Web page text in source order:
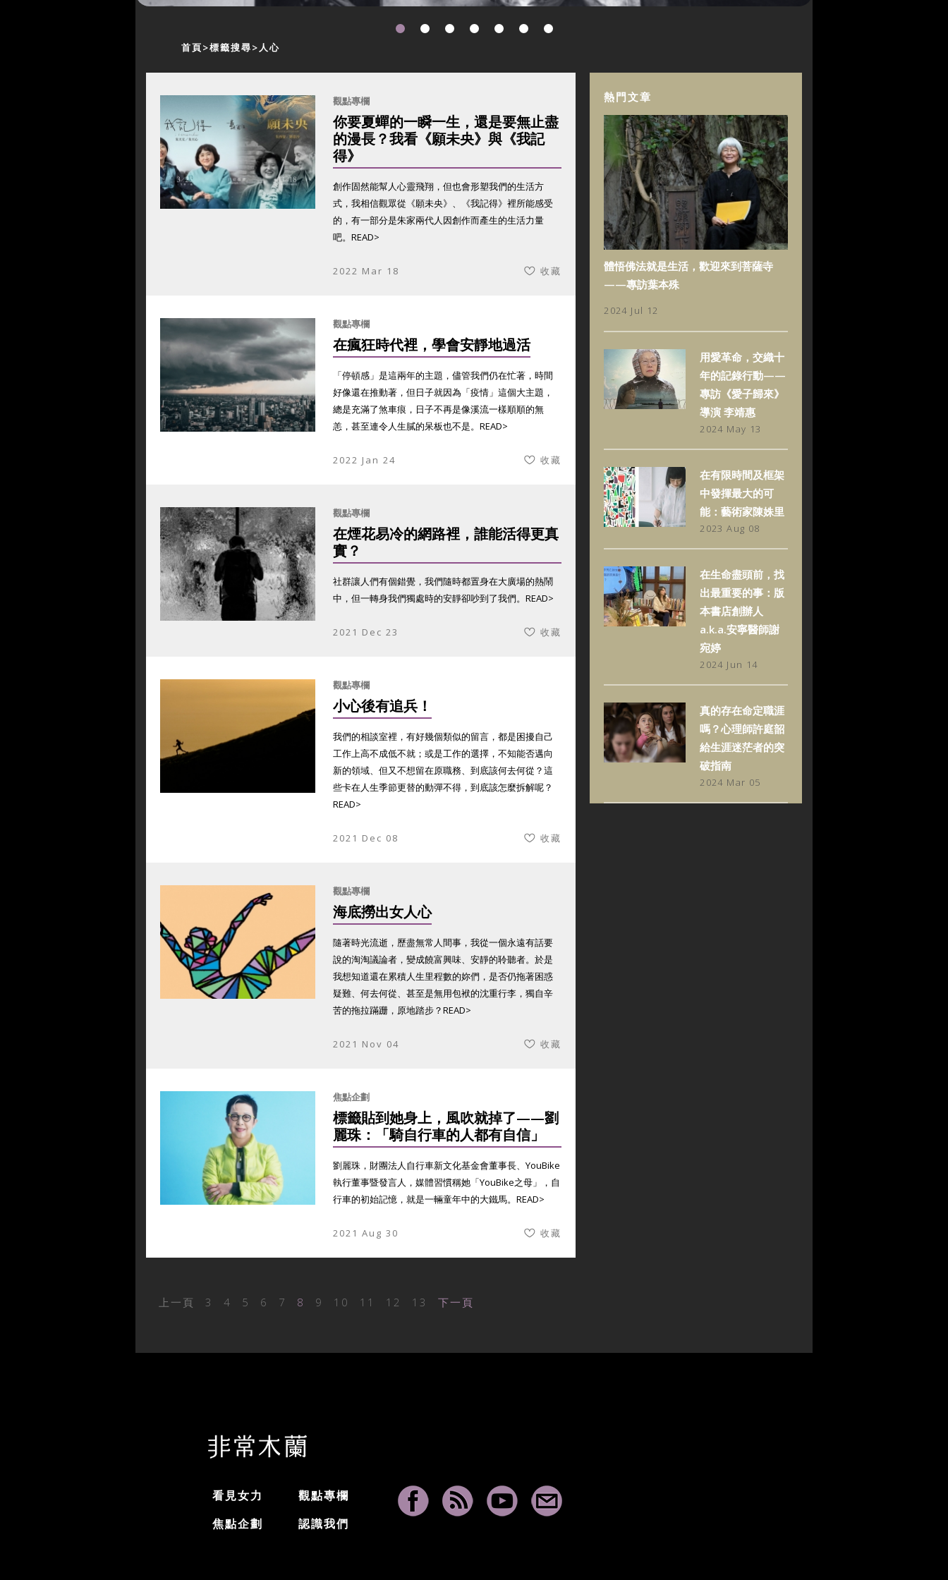
首頁 標籤搜尋 人心
觀點專欄
你要夏蟬的一瞬一生，還是要無止盡
的漫長？我看《願未央》與《我記
得》
創作固然能幫人心靈飛翔，但也會形塑我們的生活方
式，我相信觀眾從《願未央》、《我記得》裡所能感受
的，有一部分是朱家兩代人因創作而產生的生活力量
吧。 READ>
2022 Mar 18 收藏
觀點專欄
在瘋狂時代裡，學會安靜地過活
「停頓感」是這兩年的主題，儘管我們仍在忙著，時間
好像還在推動著，但日子就因為「疫情」這個大主題，
總是充滿了煞車痕，日子不再是像溪流一樣順順的無
恙，甚至連令人生膩的呆板也不是。 READ>
2022 Jan 24 收藏
觀點專欄
在煙花易冷的網路裡，誰能活得更真
實？
社群讓人們有個錯覺，我們隨時都置身在大廣場的熱鬧
中，但一轉身我們獨處時的安靜卻吵到了我們。 READ>
2021 Dec 23 收藏
觀點專欄
小心後有追兵！
我們的相談室裡，有好幾個類似的留言，都是困擾自己
工作上高不成低不就；或是工作的選擇，不知能否邁向
新的領域、但又不想留在原職務、到底該何去何從？這
些卡在人生季節更替的動彈不得，到底該怎麼拆解呢？
READ>
2021 Dec 08 收藏
觀點專欄
海底撈出女人心
隨著時光流逝，歷盡無常人間事，我從一個永遠有話要
說的淘淘議論者，變成饒富興味、安靜的聆聽者。於是
我想知道還在累積人生里程數的妳們，是否仍拖著困惑
疑難、何去何從、甚至是無用包袱的沈重行李，獨自辛
苦的拖拉蹣跚，原地踏步？READ>
2021 Nov 04 收藏
焦點企劃
標籤貼到她身上，風吹就掉了——劉
麗珠：「騎自行車的人都有自信」
劉麗珠，財團法人自行車新文化基金會董事長、YouBike
執行董事暨發言人，媒體習慣稱她「YouBike之母」，自
行車的初始記憶，就是一輛童年中的大鐵馬。 READ>
2021 Aug 30 收藏
上一頁 3 4 5 6 7 8 9 10 11 12 13 下一頁
熱門文章
體悟佛法就是生活，歡迎來到菩薩寺
——專訪葉本殊
2024 Jul 12
用愛革命，交織十
年的記錄行動——
專訪《愛子歸來》
導演 李靖惠
2024 May 13
在有限時間及框架
中發揮最大的可
能：藝術家陳姝里
2023 Aug 08
在生命盡頭前，找
出最重要的事：版
本書店創辦人
a.k.a.安寧醫師謝
宛婷
2024 Jun 14
真的存在命定職涯
嗎？心理師許庭韶
給生涯迷茫者的突
破指南
2024 Mar 05
看見女力
觀點專欄
焦點企劃
認識我們